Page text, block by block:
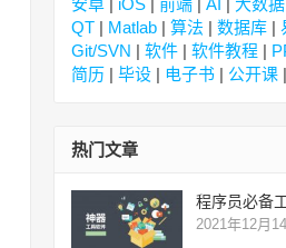
安卓 | iOS | 前端 | AI | 大数据
QT | Matlab | 算法 | 数据库 |
Git/SVN | 软件 | 软件教程 |
简历 | 毕设 | 电子书 | 公开课 |
热门文章
程序员必备
2021年12月